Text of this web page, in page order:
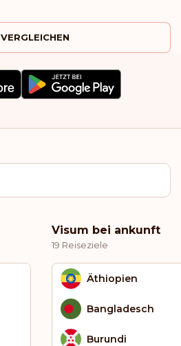
VERGLEICHEN
Visum bei ankunft
19 Reiseziele
Äthiopien
Bangladesch
Burundi